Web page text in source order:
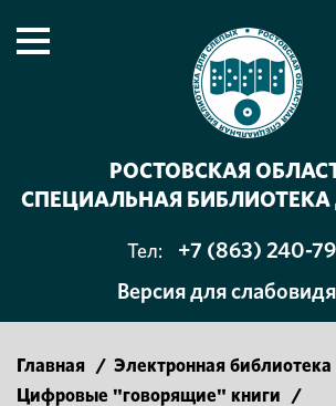
РОСТОВСКАЯ
СПЕЦИАЛЬНАЯ
Тел:
+7 (863) 240-
Версия для
Главная / Электронная библиотека
Цифровые "говорящие" книги
/